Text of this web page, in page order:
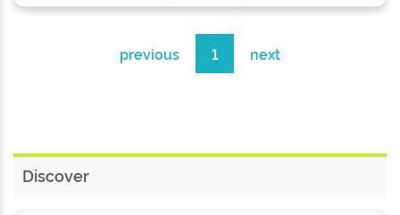
previous 1 next
Discover